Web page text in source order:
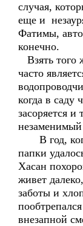
случая,
еще и
Фатимы,
конечно.
Взять того
часто
когда в саду
засоряется и
В год,
папки
Хасан
живет
заботы и
внезапной